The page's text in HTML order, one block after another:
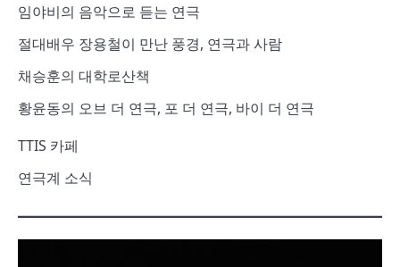
임야비의 음악으로 듣는 연극
절대배우 장용철이 만난 풍경, 연극과 사람
채승훈의 대학로산책
황윤동의 오브 더 연극, 포 더 연극, 바이 더 연극
TTIS 카페
연극계 소식